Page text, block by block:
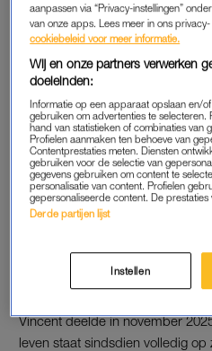
‘IETS TE
“Vincent gaat dan voor 180
heel hard van stapel. Ik kon het
Het was gewoon heel veel.” Ze
“knetterende, dansende,
te opdringerig was. “Maar daar
teruggekomen”, zegt ze liefdevol.
De twee zijn inmiddels dus
ADweten dat ze vanwege
ziekte dingen geregeld hebben
voren gehaald”, aldus Tina.
Vincent deelde in november
leven staat sindsdien volledig
aanpassen via “Privacy-instellingen”
van onze apps. Lees meer in ons
cookiebeleid voor meer informatie.
Wij en onze partners verwerken
doeleinden:
Informatie op een apparaat opslaan en/
gebruiken om advertenties te
hand van statistieken of combinaties van
Profielen aanmaken ten behoeve van
Contentprestaties meten. Diensten
gebruiken voor de selectie van
gegevens gebruiken om content te
personalisatie van content. Profielen
gepersonaliseerde content. De prestaties
Derde partijen lijst
Instellen